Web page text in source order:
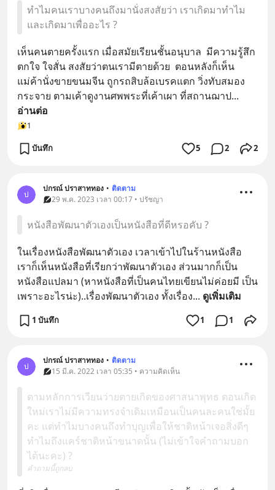
ทำไมคนเราบางคนถึงมานั่งสงสัยว่า เราเกิดมาทำไม
และเกิดมาเพื่ออะไร ?
เห็นคนตายครั้งแรก เมื่อสมัยเรียนชั้นอนุบาล  มีความรู้สึก
ตกใจ ใจสั่น สงสัยว่าตนเรามีตายด้วย  ตอนหลังก็เห็น
แม่ค้านั่งขายขนมจีน ถูกรถสิบล้อเบรคแตก วิ่งทับสมอง
กระจาย ตามเค้าดูงานศพพระที่เค้าเผา ที่สถานฌาป
อ่านต่อ
1
บันทึก 5 2 2
ป
ปกรณ์ ปราสาททอง • ติดตาม
29 พ.ค. 2023 เวลา 00:17 • ปรัชญา
หนังสือพัฒนาตัวเองเป็นหนังสือที่ดีหรอคับ ?
ในเรื่องหนังสือพัฒนาตัวเอง เวลาเข้าไปในร้านหนังสือ
เราก็เห็นหนังสือที่เรียกว่าพัฒนาตัวเอง ส่วนมากก็เป็น
หนังสือแปลมา (หาหนังสือที่เป็นคนไทยเขียนไม่ค่อยมี เป็น
เพราะอะไรน่ะ)..เรื่องพัฒนาตัวเอง ทั้งเรื่อง... ดูเพิ่มเติม
1 บันทึก 1 1
ป
ปกรณ์ ปราสาททอง • ติดตาม
15 มี.ค. 2022 เวลา 05:35 • ความคิดเห็น
ตามหลักการเวียนว่ายตายเกิดของศาสนาพุทธ ตอนเกิด
ใหม่เราไม่มีความทรงจำเดิมเหมือนเป็นคนละคนใช่มั้ย
คะ แต่ทำไมบางคนถึงทำบุญเพื่อให้ชาติหน้าเจอสิ่งดีๆ
ทำไมถึงแคร์ชาติหน้าขนาดนั้น (ไม่เข้าใจคำถามบอก
ได้นะคะ) ?
คำถามนี้ถูกลบ